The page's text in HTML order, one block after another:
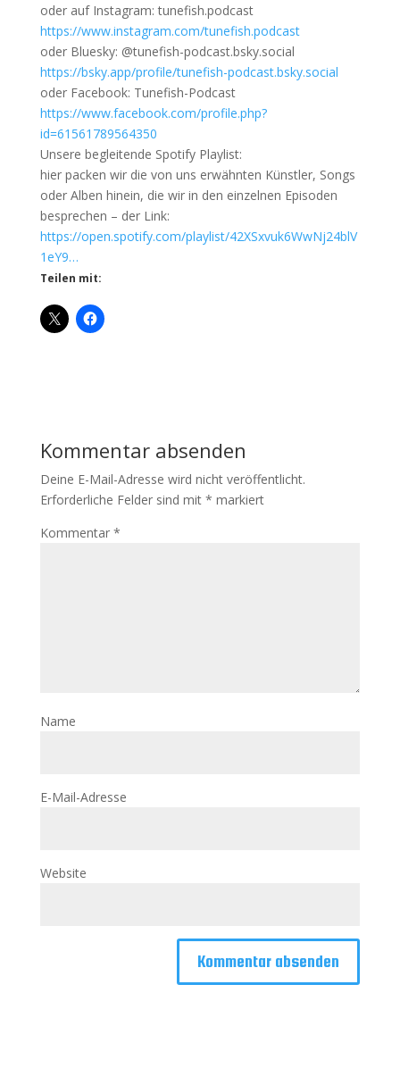
oder auf Instagram: tunefish.podcast
https://www.instagram.com/tunefish.podcast
oder Bluesky: @tunefish-podcast.bsky.social
https://bsky.app/profile/tunefish-podcast.bsky.social
oder Facebook: Tunefish-Podcast
https://www.facebook.com/profile.php?
id=61561789564350
Unsere begleitende Spotify Playlist:
hier packen wir die von uns erwähnten Künstler, Songs
oder Alben hinein, die wir in den einzelnen Episoden
besprechen – der Link:
https://open.spotify.com/playlist/42XSxvuk6WwNj24blV
1eY9…
Teilen mit:
Kommentar absenden
Deine E-Mail-Adresse wird nicht veröffentlicht.
Erforderliche Felder sind mit * markiert
Kommentar *
Name
E-Mail-Adresse
Website